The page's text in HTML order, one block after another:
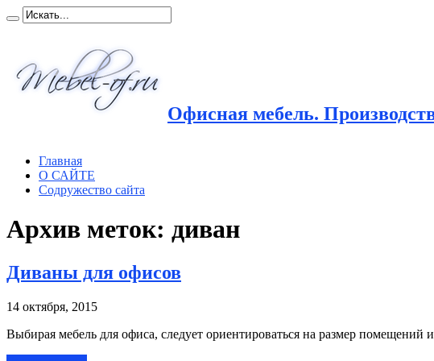
Офисная мебель.
Главная
О САЙТЕ
Содружество сайта
Архив меток: диван
Диваны для офисов
14 октября, 2015
Выбирая мебель для офиса, следует ориентироваться на размер